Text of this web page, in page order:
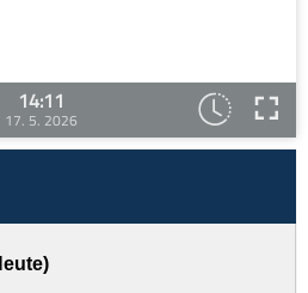
14:11
17. 5. 2026